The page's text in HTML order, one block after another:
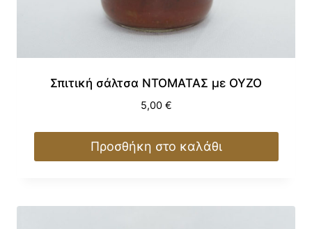
Σπιτική σάλτσα ΝΤΟΜΑΤΑΣ με ΟΥΖΟ
5,00 €
Προσθήκη στο καλάθι